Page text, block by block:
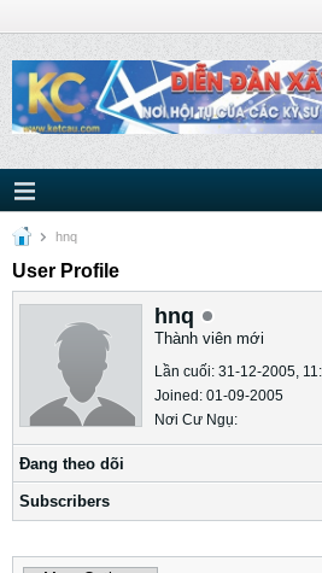
hnq
User Profile
hnq
Thành viên mới
Lần cuối: 31-12-2005,
Joined: 01-09-2005
Nơi Cư Ngụ:
Ðang theo dõi
Subscribers